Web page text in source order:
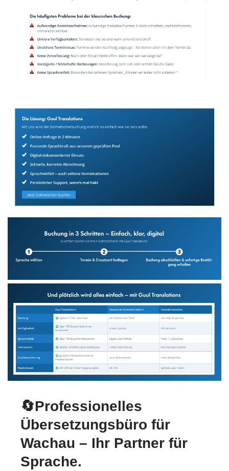
🔄Professionelles
Übersetzungsbüro für
Wachau – Ihr Partner für
Sprache.